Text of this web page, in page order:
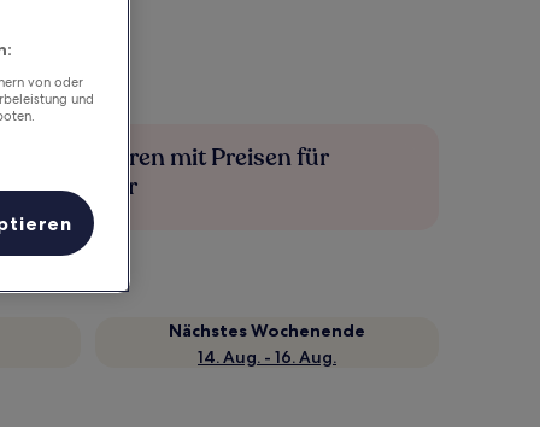
Mehr sparen mit Preisen für
Mitglieder
Nächstes Wochenende
14. Aug. - 16. Aug.
von oder
und